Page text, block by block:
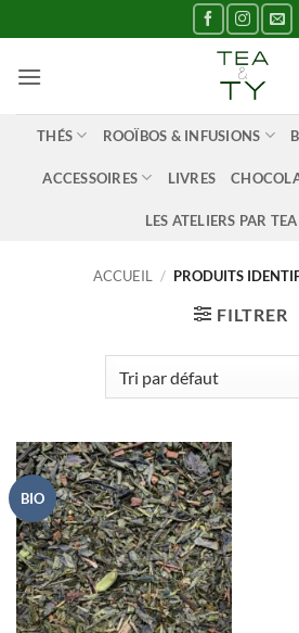
au
contenu
THÉS ROOÏBOS & INFUSIONS
ACCESSOIRES LIVRES
LES ATELIERS PAR
ACCUEIL / PRODUITS
FILTRER
BIO